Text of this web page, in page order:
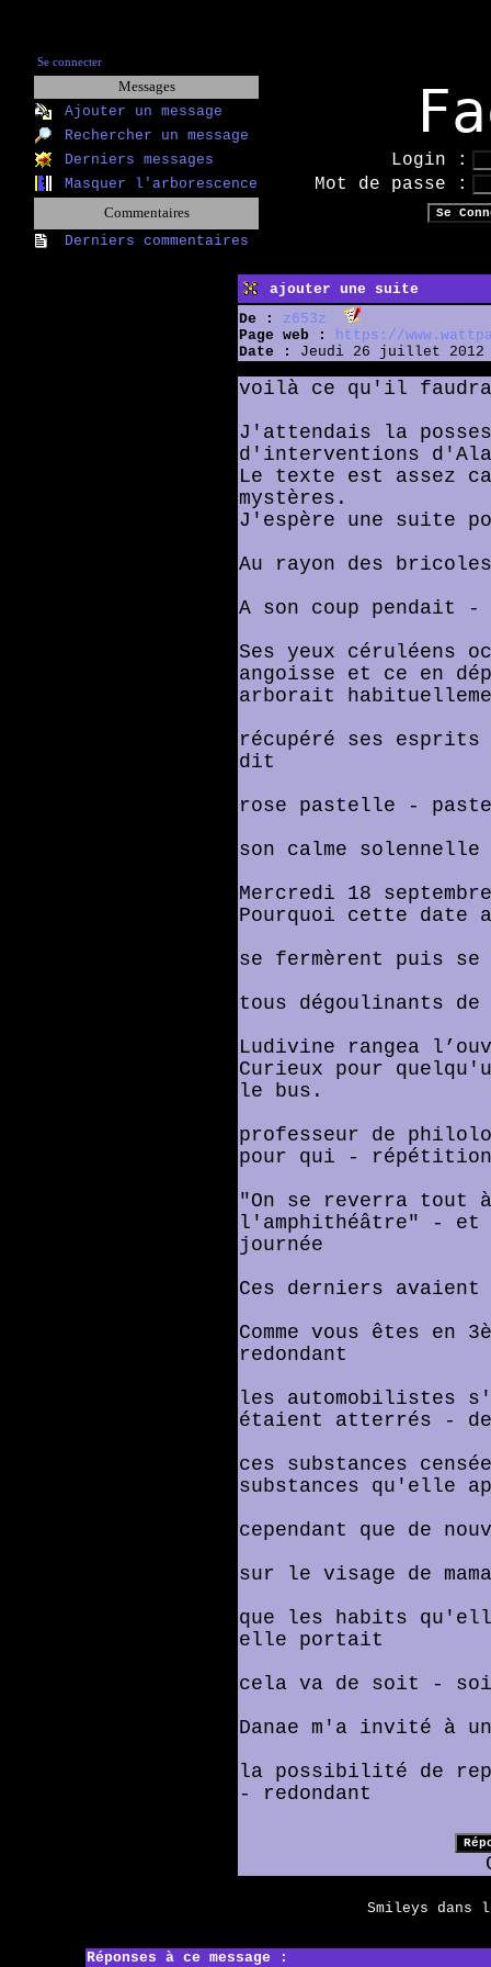
Se connecter
Messages
Ajouter un message
Rechercher un message
Derniers messages
Login :
Masquer l'arborescence Mot de passe :
Commentaires
Derniers commentaires
ajouter une suite
De :
z653z
Page web :
https://
Date :
Jeudi 26 juillet 2012
voilà ce qu'il
J'attendais la
d'interventions
Le texte est assez
mystères.
J'espère une suite
Au rayon des
A son coup pendait -
Ses yeux céruléens
angoisse et ce en
arborait
récupéré ses
dit
rose pastelle -
son calme
Mercredi 18
Pourquoi cette
se fermèrent puis
tous dégoulinants
Ludivine rangea
Curieux pour
le bus.
professeur de
pour qui - répétition
"On se reverra tout
l'amphithéâtre" - et
journée
Ces derniers
Comme vous êtes en
redondant
les automobilistes
étaient atterrés -
ces substances
substances qu'elle
cependant que de
sur le visage de
que les habits
elle portait
cela va de soit - soi
Danae m'a invité à
la possibilité de
- redondant
Smileys dans
Réponses à ce message :